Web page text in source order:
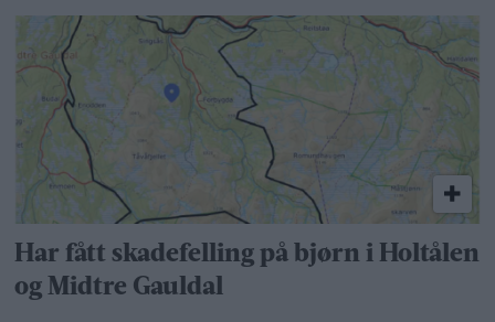
Har fått skadefelling på bjørn i Holtålen
og Midtre Gauldal